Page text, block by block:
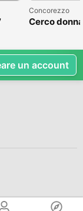
Concorezzo
Cerco
un account